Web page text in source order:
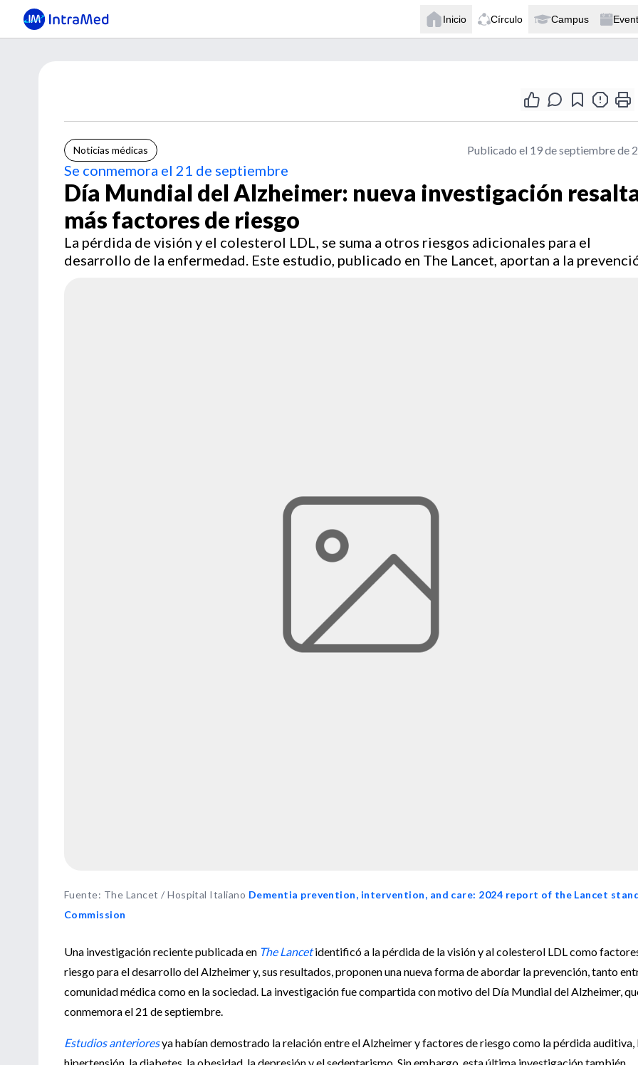
Inicio Círculo Campus
Noticias médicas Publicado el 19 de septiembre de
Se conmemora el 21 de septiembre
Día Mundial del Alzheimer: nueva investigación
más factores de riesgo
La pérdida de visión y el colesterol LDL, se suma a otros riesgos adicionales para el
desarrollo de la enfermedad. Este estudio, publicado en The Lancet, aportan a la
Fuente: The Lancet / Hospital Italiano Dementia prevention, intervention, and care: 2024 report of the Lancet
Commission
Una investigación reciente publicada en TheLancet identificó a la pérdida de la visión y al colesterol LDL como
riesgo para el desarrollo del Alzheimery, sus resultados, proponenuna nueva forma de abordar la prevención, tanto
comunidad médica como en la sociedad. La investigación fue compartida con motivo del Día Mundial del Alzheimer,
conmemora el 21 de septiembre.
Estudios anterioresya habían demostrado la relación entre el Alzheimer y factores de riesgo como la pérdida auditiva,
hipertensión, la diabetes, la obesidad, la depresión y el sedentarismo. Sin embargo, esta última investigación también